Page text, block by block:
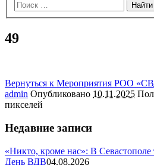
49
Вернуться к Мероприятия РОО
admin Опубликовано 10.11.2025
пикселей
Недавние записи
«Никто, кроме нас»: В Севастополе
День ВДВ04.08.2026